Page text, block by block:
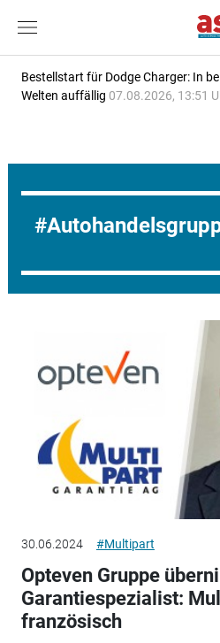
Bestellstart für Dodge Charger: In
Welten auffällig 07.08.2026, 13:51
30.06.2024 #Multipart
Opteven Gruppe
Garantiespezialist:
französisch